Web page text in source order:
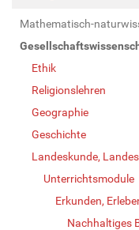
Mathematisch-
Ethik
Religionslehren
Geographie
Geschichte
Landeskunde,
Unterrichtsmodule
Erkunden,
Nachhaltiges